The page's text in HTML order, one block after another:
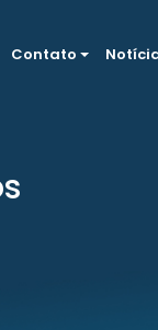
Contato